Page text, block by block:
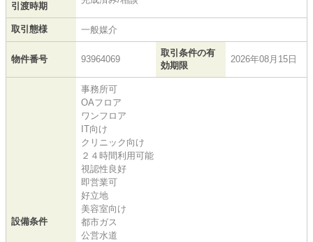
引渡時期
取引態様 一般媒介
物件番号 93964069
取引条件の有
効期限
2026年08月15日
設備条件
事務所可
OAフロア
ワンフロア
IT向け
クリニック向け
２４時間利用可能
視認性良好
即営業可
好立地
美容室向け
都市ガス
公営水道